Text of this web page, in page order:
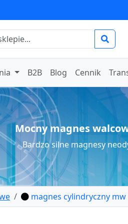
B2B Blog Cennik
Mocny magnes
Bardzo silne magnesy
magnes cylindryczny mw